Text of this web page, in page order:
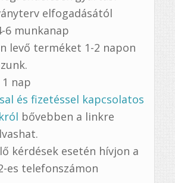
elfogadásától
munkanap
levő terméket 1-2 napon
nap
és fizetéssel kapcsolatos
bővebben a linkre
kérdések esetén hívjon a
es telefonszámon